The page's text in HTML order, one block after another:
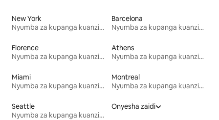
New York
Nyumba za kupanga kuanzia mwezi mmoja
Barcelona
Nyumba za kupanga kuanzia mwezi mmoja
Florence
Nyumba za kupanga kuanzia mwezi mmoja
Athens
Nyumba za kupanga kuanzia mwezi mmoja
Miami
Nyumba za kupanga kuanzia mwezi mmoja
Montreal
Nyumba za kupanga kuanzia mwezi mmoja
Seattle
Nyumba za kupanga kuanzia mwezi mmoja
Onyesha zaidi